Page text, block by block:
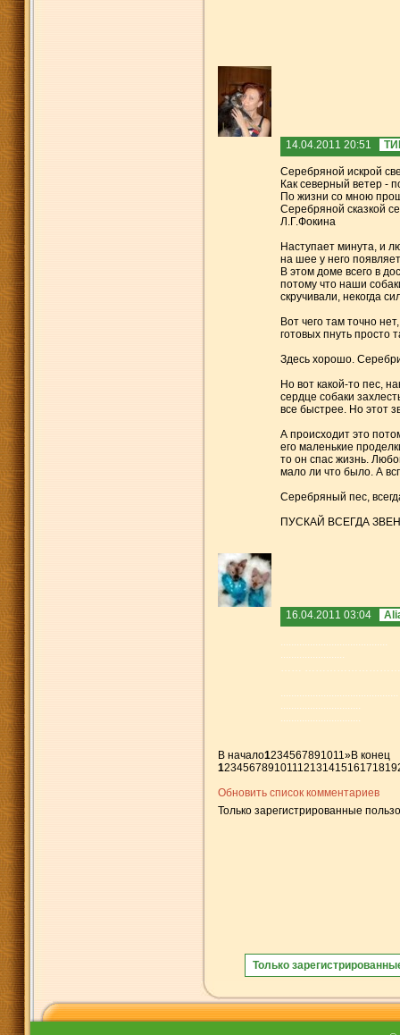
14.04.2011 20:51
Серебряной искрой
Как северный ветер -
По жизни со мною
Серебряной сказкой
Л.Г.Фокина
Наступает минута, и
на шее у него
В этом доме всего в
потому что наши
скручивали, некогда
Вот чего там точно
готовых пнуть просто
Здесь хорошо.
Но вот какой-то пес,
сердце собаки
все быстрее. Но этот
А происходит это
его маленькие
то он спас жизнь.
мало ли что было. А
Серебряный пес,
ПУСКАЙ ВСЕГДА
16.04.2011 03:04
В начало1234567891011 »В конец
1234567891011 1213141516171819
Обновить список комментариев
Только зарегистрированные
Только